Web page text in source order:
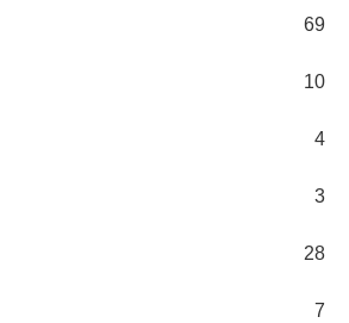
69
10
4
3
28
7